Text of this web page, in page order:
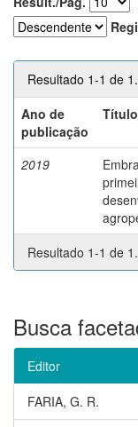
Resultado 1-1 de 1.
Ano de
publicação
Título
2019
Resultado 1-1 de 1.
Busca
Editor
FARIA, G. R.